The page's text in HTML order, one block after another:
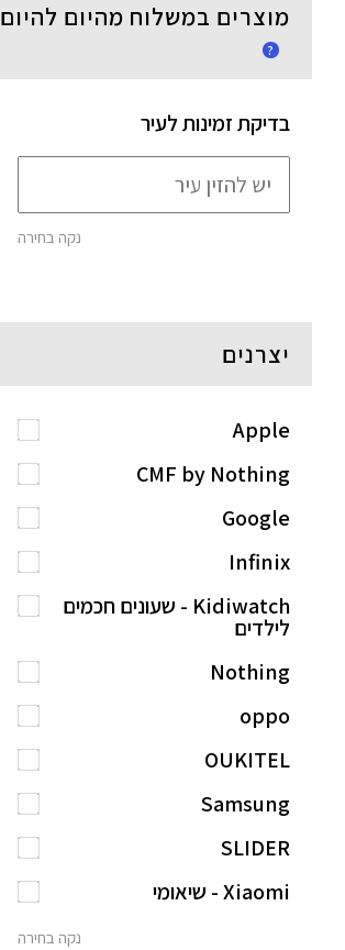
מוצרים במשלוח מהיום להיום
?
בדיקת זמינות לעיר
נקה בחירה
יצרנים
Apple
CMF by Nothing
Google
Infinix
Kidiwatch - שעונים חכמים
לילדים
Nothing
oppo
OUKITEL
Samsung
SLIDER
Xiaomi - שיאומי
נקה בחירה